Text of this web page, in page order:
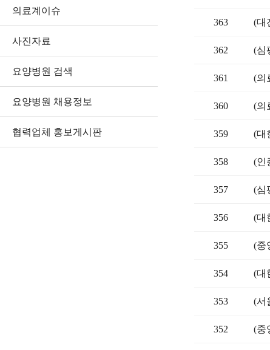
의료계이슈
사진자료
요양병원 검색
요양병원 채용정보
협력업체 홍보게시판
363 (대
362 (심
361 (의
360 (의
359 (대
358 (인
357 (심
356 (대
355 (중
354 (대
353 (서
352 (중